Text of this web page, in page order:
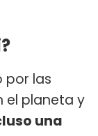
por las
el planeta y
una